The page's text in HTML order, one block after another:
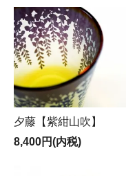
夕藤【紫紺山吹】
8,400円(内税)